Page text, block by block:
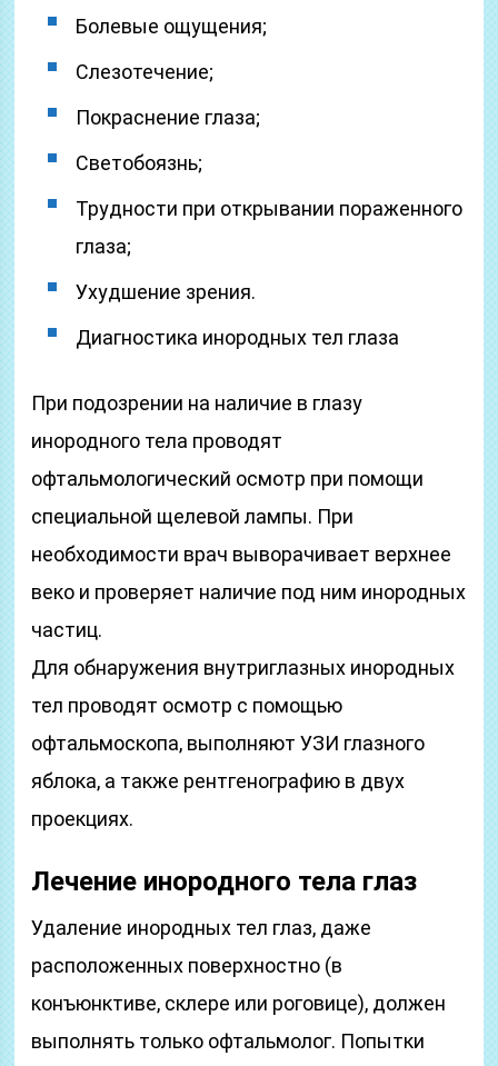
Болевые ощущения;
Слезотечение;
Покраснение глаза;
Светобоязнь;
Трудности при открывании пораженного
глаза;
Ухудшение зрения.
Диагностика инородных тел глаза
При подозрении на наличие в глазу
инородного тела проводят
офтальмологический осмотр при помощи
специальной щелевой лампы. При
необходимости врач выворачивает верхнее
веко и проверяет наличие под ним инородных
частиц.
Для обнаружения внутриглазных инородных
тел проводят осмотр с помощью
офтальмоскопа, выполняют УЗИ глазного
яблока, а также рентгенографию в двух
проекциях.
Лечение инородного тела глаз
Удаление инородных тел глаз, даже
расположенных поверхностно (в
конъюнктиве, склере или роговице), должен
выполнять только офтальмолог. Попытки